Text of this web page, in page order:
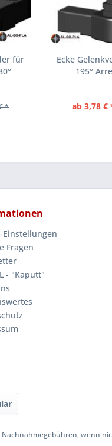
für
*
Ecke
195°
ab 3,78 €
Einstellungen
Fragen
- "Kaputt"
Nachnahmegebühren, wenn